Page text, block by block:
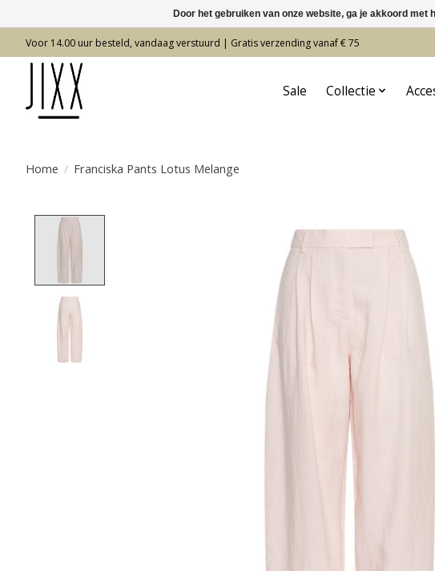
Voor 14.00 uur besteld, vandaag verstuurd | Gratis verzending vanaf € 75
Sale Collectie
Home / Franciska Pants Lotus Melange
Door het gebruiken van onze website, ga je akkoord